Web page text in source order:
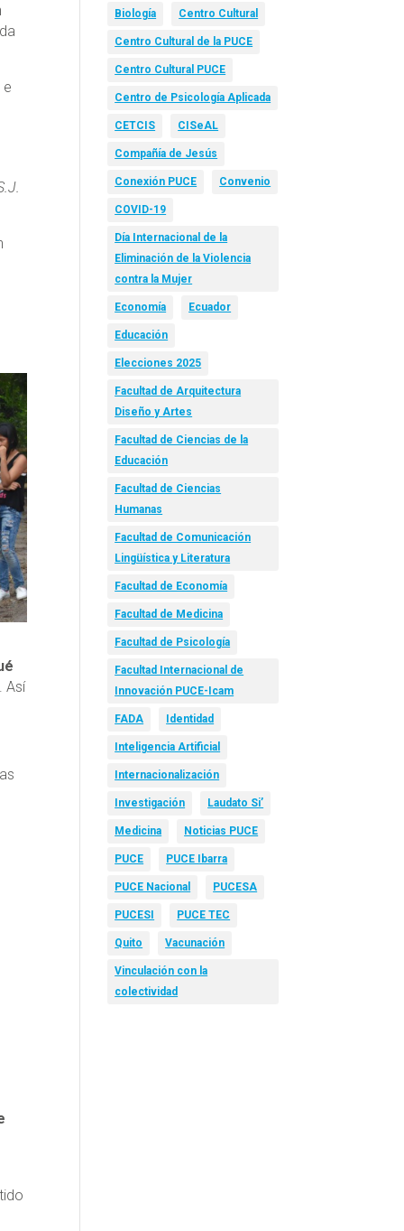
e
Así
Biología Centro Cultural
Centro Cultural de la PUCE
Centro Cultural PUCE
Centro de Psicología Aplicada
CETCIS CISeAL
Compañía de Jesús
Conexión PUCE Convenio
COVID-19
Día Internacional de la
Eliminación de la Violencia
contra la Mujer
Economía Ecuador
Educación
Elecciones 2025
Facultad de Arquitectura
Diseño y Artes
Facultad de Ciencias de la
Educación
Facultad de Ciencias
Humanas
Facultad de Comunicación
Lingüística y Literatura
Facultad de Economía
Facultad de Medicina
Facultad de Psicología
Facultad Internacional de
Innovación PUCE-Icam
FADA Identidad
Inteligencia Artificial
Internacionalización
Investigación Laudato Si’
Medicina Noticias PUCE
PUCE PUCE Ibarra
PUCE Nacional PUCESA
PUCESI PUCE TEC
Quito Vacunación
Vinculación con la
colectividad